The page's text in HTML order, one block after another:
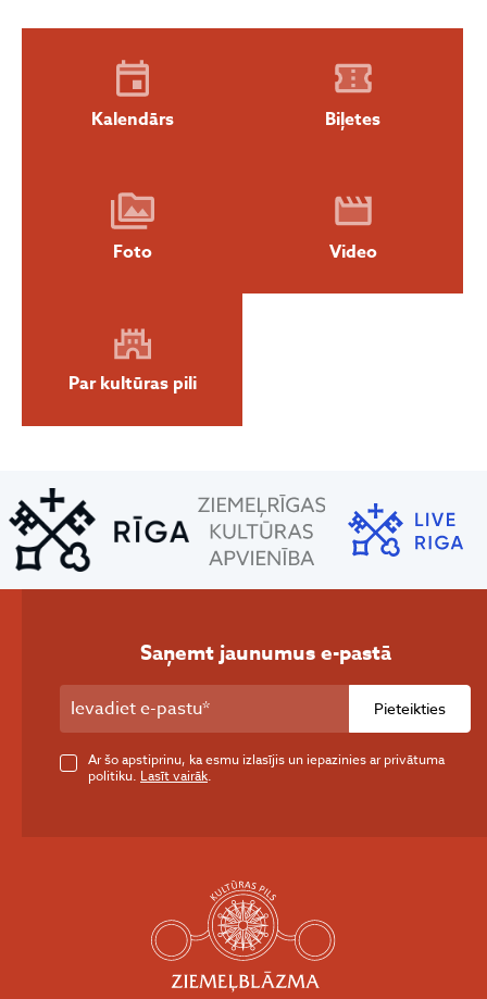
Kalendārs Biļetes
Foto Video
Par kultūras pili
Saņemt jaunumus e-pastā
Pieteikties
Ar šo apstiprinu, ka esmu izlasījis un iepazinies ar privātuma
politiku. Lasīt vairāk.